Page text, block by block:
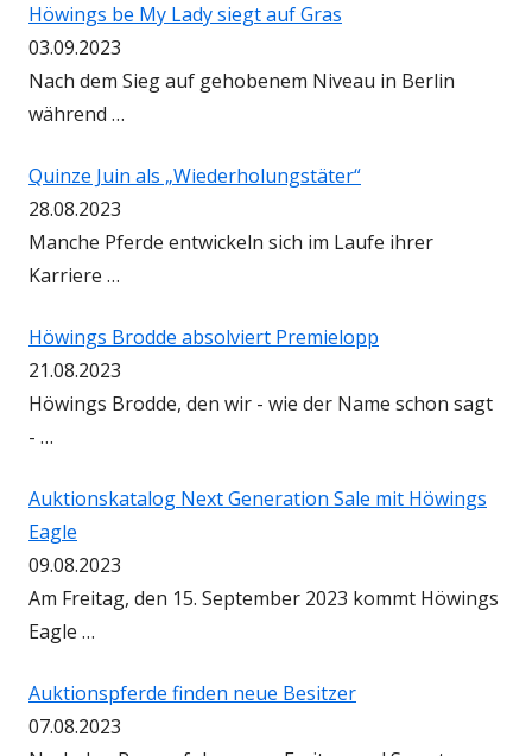
Höwings be My Lady siegt auf Gras
03.09.2023
Nach dem Sieg auf gehobenem Niveau in Berlin
während …
Quinze Juin als „Wiederholungstäter“
28.08.2023
Manche Pferde entwickeln sich im Laufe ihrer
Karriere …
Höwings Brodde absolviert Premielopp
21.08.2023
Höwings Brodde, den wir - wie der Name schon sagt
- …
Auktionskatalog Next Generation Sale mit Höwings
Eagle
09.08.2023
Am Freitag, den 15. September 2023 kommt Höwings
Eagle …
Auktionspferde finden neue Besitzer
07.08.2023